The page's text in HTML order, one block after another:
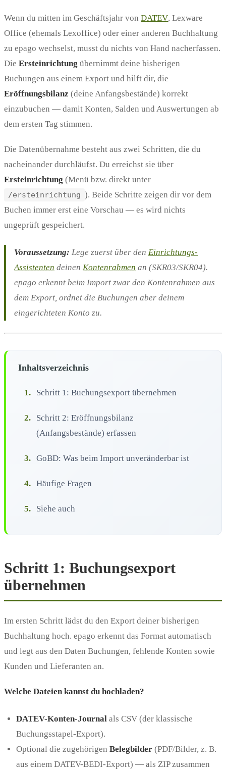
Wenn du mitten im Geschäftsjahr von DATEV, Lexware
Office (ehemals Lexoffice) oder einer anderen Buchhaltung
zu epago wechselst, musst du nichts von Hand nacherfassen.
Die Ersteinrichtung übernimmt deine bisherigen
Buchungen aus einem Export und hilft dir, die
Eröffnungsbilanz (deine Anfangsbestände) korrekt
einzubuchen — damit Konten, Salden und Auswertungen ab
dem ersten Tag stimmen.
Die Datenübernahme besteht aus zwei Schritten, die du
nacheinander durchläufst. Du erreichst sie über
Ersteinrichtung (Menü bzw. direkt unter
/ersteinrichtung ). Beide Schritte zeigen dir vor dem
Buchen immer erst eine Vorschau — es wird nichts
ungeprüft gespeichert.
Voraussetzung: Lege zuerst über den Einrichtungs-
Assistenten deinen Kontenrahmen an (SKR03/SKR04).
epago erkennt beim Import zwar den Kontenrahmen aus
dem Export, ordnet die Buchungen aber deinem
eingerichteten Konto zu.
Inhaltsverzeichnis
1. Schritt 1: Buchungsexport übernehmen
2.
Schritt 2: Eröffnungsbilanz
(Anfangsbestände) erfassen
3. GoBD: Was beim Import unveränderbar ist
4. Häufige Fragen
5. Siehe auch
Schritt 1: Buchungsexport
übernehmen
Im ersten Schritt lädst du den Export deiner bisherigen
Buchhaltung hoch. epago erkennt das Format automatisch
und legt aus den Daten Buchungen, fehlende Konten sowie
Kunden und Lieferanten an.
Welche Dateien kannst du hochladen?
DATEV-Konten-Journal als CSV (der klassische
Buchungsstapel-Export).
Optional die zugehörigen Belegbilder (PDF/Bilder, z. B.
aus einem DATEV-BEDI-Export) — als ZIP zusammen